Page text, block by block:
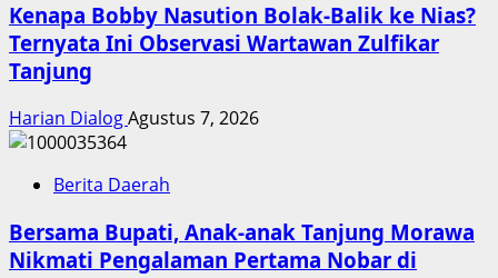
Kenapa Bobby Nasution Bolak-Balik ke Nias?
Ternyata Ini Observasi Wartawan Zulfikar
Tanjung
Harian DialogAgustus 7, 2026
Berita Daerah
Bersama Bupati, Anak-anak Tanjung Morawa
Nikmati Pengalaman Pertama Nobar di